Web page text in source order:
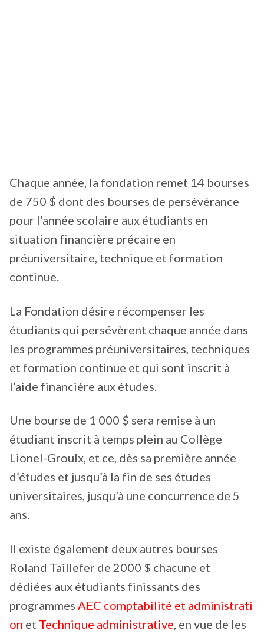
Chaque année, la fondation remet 14 bourses
de 750 $ dont des bourses de persévérance
pour l’année scolaire aux étudiants en
situation financière précaire en
préuniversitaire, technique et formation
continue.
La Fondation désire récompenser les
étudiants qui persévèrent chaque année dans
les programmes préuniversitaires, techniques
et formation continue et qui sont inscrit à
l’aide financière aux études.
Une bourse de 1 000 $ sera remise à un
étudiant inscrit à temps plein au Collège
Lionel-Groulx, et ce, dès sa première année
d’études et jusqu’à la fin de ses études
universitaires, jusqu’à une concurrence de 5
ans.
Il existe également deux autres bourses
Roland Taillefer de 2000 $ chacune et
dédiées aux étudiants finissants des
programmes AEC comptabilité et administrati
on et Technique administrative, en vue de les